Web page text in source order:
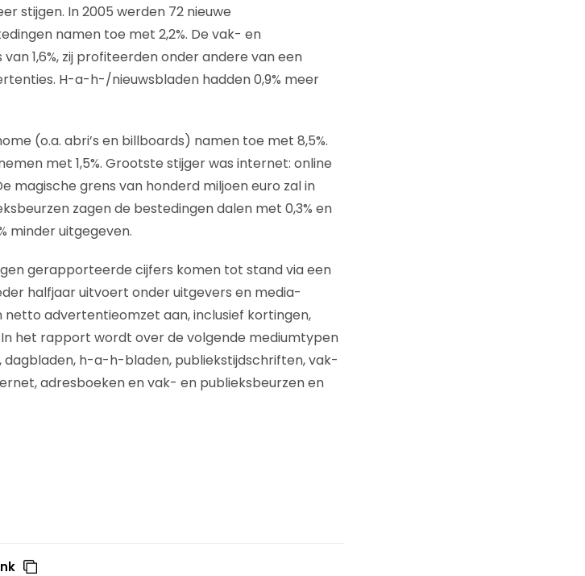
stijgen. In 2005 werden 72 nieuwe
namen toe met 2,2%. De vak- en
1,6%, zij profiteerden onder andere van een
H-a-h-/nieuwsbladen hadden 0,9% meer
(o.a. abri’s en billboards) namen toe met 8,5%.
met 1,5%. Grootste stijger was internet: online
magische grens van honderd miljoen euro zal in
zagen de bestedingen dalen met 0,3% en
minder uitgegeven.
gerapporteerde cijfers komen tot stand via een
halfjaar uitvoert onder uitgevers en media-
netto advertentieomzet aan, inclusief kortingen,
het rapport wordt over de volgende mediumtypen
h-a-h-bladen, publiekstijdschriften, vak-
adresboeken en vak- en publieksbeurzen en